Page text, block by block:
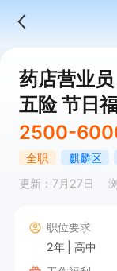
药店营业
五险 节日
2500-
全职 麒麟区
更新：7月27日
职位要求
2年
高中